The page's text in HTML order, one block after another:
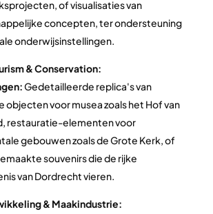
of visualisaties van
concepten, ter ondersteuning
onderwijsinstellingen.
& Conservation:
Gedetailleerde replica's van
objecten voor musea zoals het Hof van
restauratie-elementen voor
gebouwen zoals de Grote Kerk, of
souvenirs die de rijke
van Dordrecht vieren.
& Maakindustrie: